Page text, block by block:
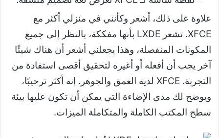
علاوة على ذلك، أشعر وكأنني في منزلي أكثر مع
XFCE. تشعر LXDE بأنها مفككة، بالنظر إلى جميع
المكونات المنفصلة، ​​وهذا يجعلني أشعر أن هناك شيئًا
آخر يجب أن أفعله أو أغيره لتحقيق أقصى استفادة من
التجربة. XFCE لديه العمق والجوهر. إنه أكثر ترحيبًا،
ويوضح لك مدى الإضاءة التي يمكن أن تكون عليها بيئة
سطح المكتب الكاملة والمتكاملة الميزات.